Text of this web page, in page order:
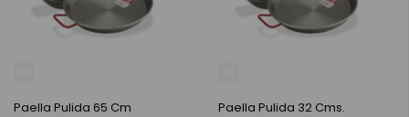
Paella Pulida 65 Cm Paella Pulida 32 Cms.